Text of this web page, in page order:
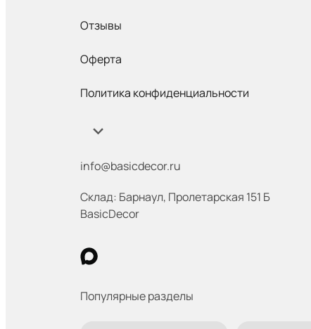
Отзывы
Оферта
Политика конфиденциальности
info@basicdecor.ru
Склад: Барнаул, ​ Пролетарская 151 Б
BasicDecor
Популярные разделы